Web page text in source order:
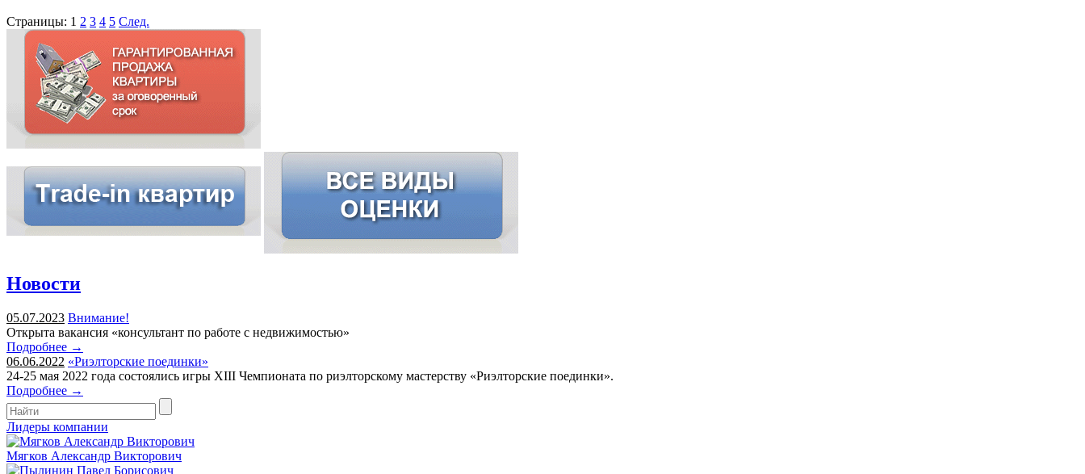
Страницы: 1 2 3 4 5 След.
Новости
05.07.2023 Внимание!
Открыта вакансия «консультант по работе с недвижимостью»
Подробнее →
06.06.2022 «Риэлторские поединки»
24-25 мая 2022 года состоялись игры XIII Чемпионата по риэлторскому мастерству «Риэлторские поединки».
Подробнее →
Лидеры компании
Мягков Александр Викторович